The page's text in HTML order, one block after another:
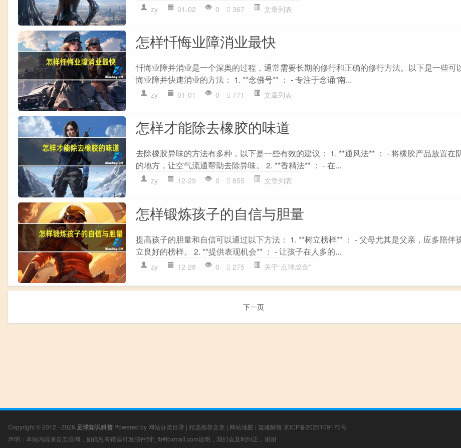
zy 01-02 0 367 文章列表
怎样忏悔业障消业最快
忏悔业障并消业是一个深奥的过程，通常需要长期的修行和正确的修行方法。以下是一些可
悔业障并快速消业的方法： 1. **念佛号** ： - 专注于念诵“南...
zy 01-01 0 771 文章列表
怎样才能除去橡胶的味道
去除橡胶异味的方法有多种，以下是一些有效的建议： 1. **通风法** ： - 将橡胶产品放置在
的地方，让空气流通帮助去除异味。 2. **香精法** ： - 在...
zy 12-29 0 855 文章列表
怎样锻炼孩子的自信与胆量
提高孩子的胆量和自信可以通过以下方法： 1. **树立榜样** ： - 父母尤其是父亲，应多陪伴
立良好的榜样。 2. **提供表现机会** ： - 让孩子在人多的...
zy 12-28 0 275 关于“点球成金”
下一页
Copyright © 2012 - 2026 足球知识科普 Powered by 网站分类目录 | 精选推荐文章 | 网站地图 | 疑难解答 京ICP备2025109170号
声明：本站内容来自互联网，如信息有错误可发邮件到f_fb#foxmail.com说明，我们会及时纠正，谢谢